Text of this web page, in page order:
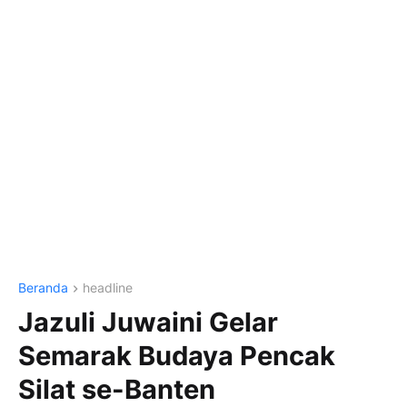
Beranda headline
Jazuli Juwaini Gelar
Semarak Budaya Pencak
Silat se-Banten